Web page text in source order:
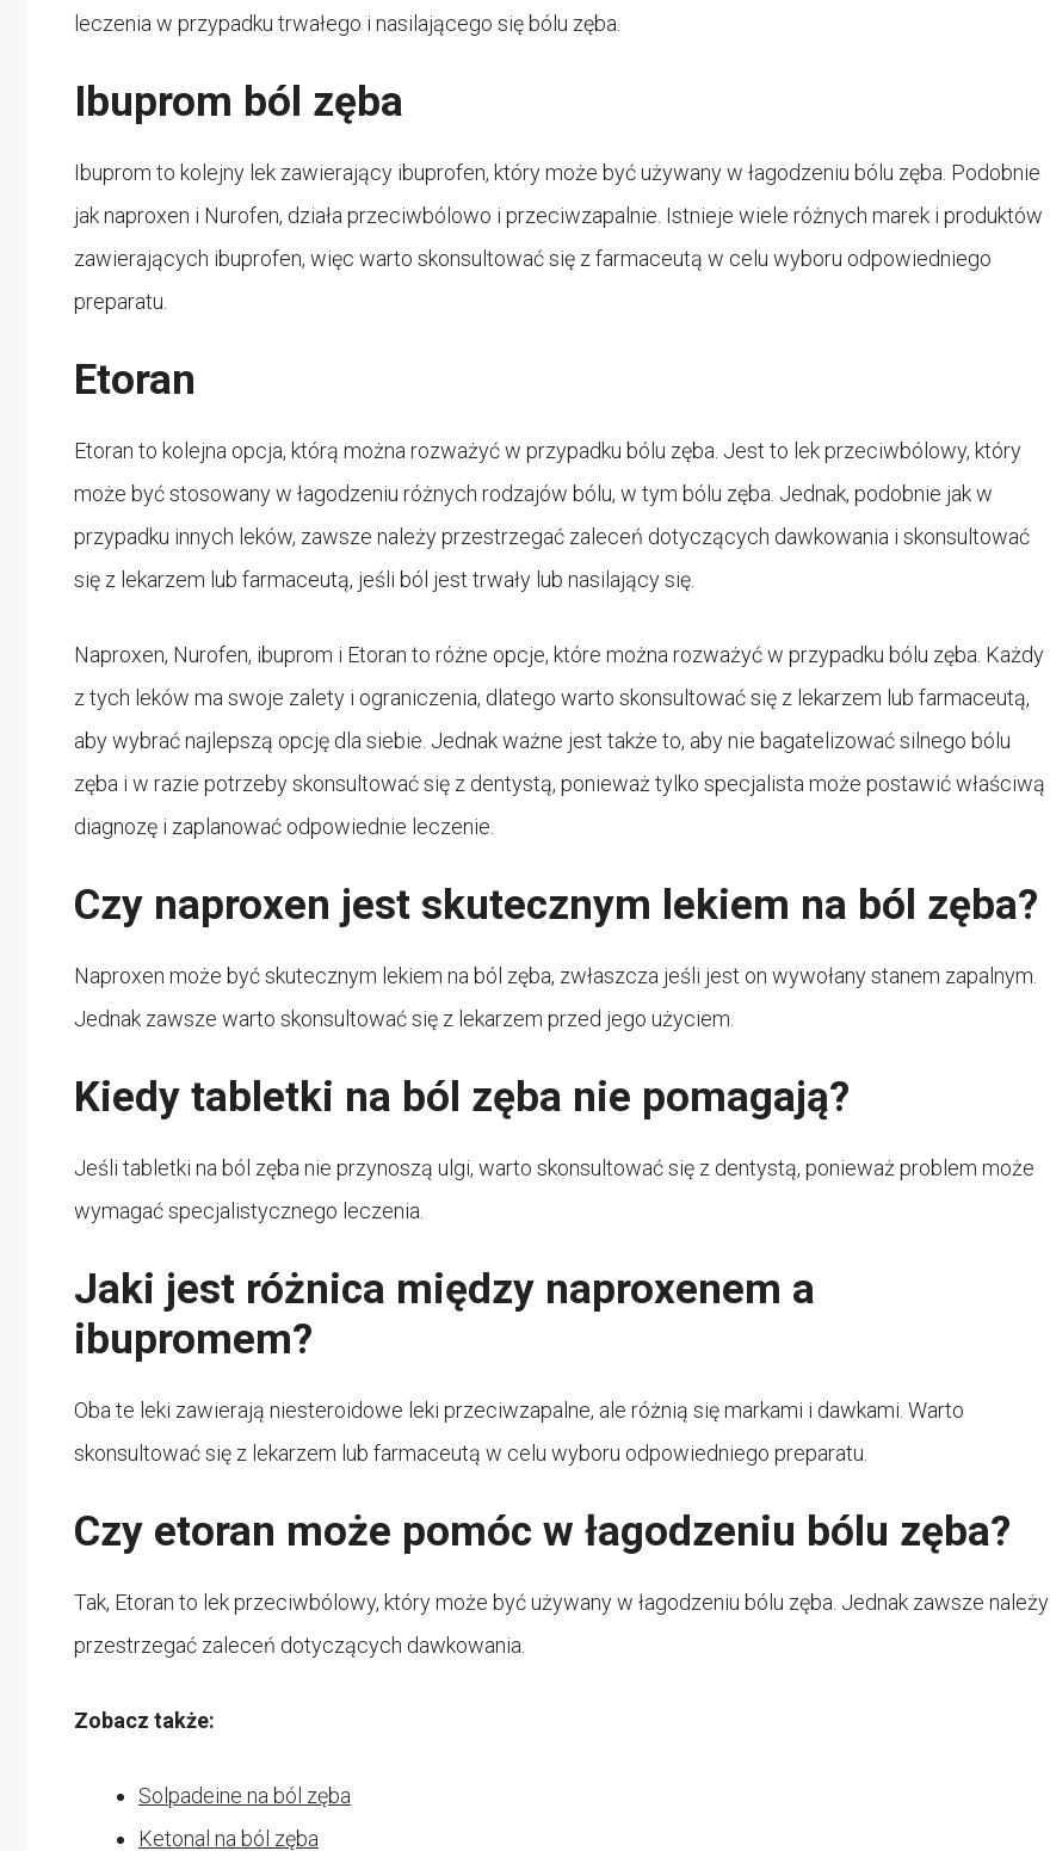
leczenia w przypadku trwałego i nasilającego się bólu zęba.
Ibuprom ból zęba
Ibuprom to kolejny lek zawierający ibuprofen, który może być używany w łagodzeniu bólu zęba. Podobnie
jak naproxen i Nurofen, działa przeciwbólowo i przeciwzapalnie. Istnieje wiele różnych marek i produktów
zawierających ibuprofen, więc warto skonsultować się z farmaceutą w celu wyboru odpowiedniego
preparatu.
Etoran
Etoran to kolejna opcja, którą można rozważyć w przypadku bólu zęba. Jest to lek przeciwbólowy, który
może być stosowany w łagodzeniu różnych rodzajów bólu, w tym bólu zęba. Jednak, podobnie jak w
przypadku innych leków, zawsze należy przestrzegać zaleceń dotyczących dawkowania i skonsultować
się z lekarzem lub farmaceutą, jeśli ból jest trwały lub nasilający się.
Naproxen, Nurofen, ibuprom i Etoran to różne opcje, które można rozważyć w przypadku bólu zęba. Każdy
z tych leków ma swoje zalety i ograniczenia, dlatego warto skonsultować się z lekarzem lub farmaceutą,
aby wybrać najlepszą opcję dla siebie. Jednak ważne jest także to, aby nie bagatelizować silnego bólu
zęba i w razie potrzeby skonsultować się z dentystą, ponieważ tylko specjalista może postawić właściwą
diagnozę i zaplanować odpowiednie leczenie.
Czy naproxen jest skutecznym lekiem na ból zęba?
Naproxen może być skutecznym lekiem na ból zęba, zwłaszcza jeśli jest on wywołany stanem zapalnym.
Jednak zawsze warto skonsultować się z lekarzem przed jego użyciem.
Kiedy tabletki na ból zęba nie pomagają?
Jeśli tabletki na ból zęba nie przynoszą ulgi, warto skonsultować się z dentystą, ponieważ problem może
wymagać specjalistycznego leczenia.
Jaki jest różnica między naproxenem a
ibupromem?
Oba te leki zawierają niesteroidowe leki przeciwzapalne, ale różnią się markami i dawkami. Warto
skonsultować się z lekarzem lub farmaceutą w celu wyboru odpowiedniego preparatu.
Czy etoran może pomóc w łagodzeniu bólu zęba?
Tak, Etoran to lek przeciwbólowy, który może być używany w łagodzeniu bólu zęba. Jednak zawsze należy
przestrzegać zaleceń dotyczących dawkowania.
Zobacz także:
Solpadeine na ból zęba
Ketonal na ból zęba